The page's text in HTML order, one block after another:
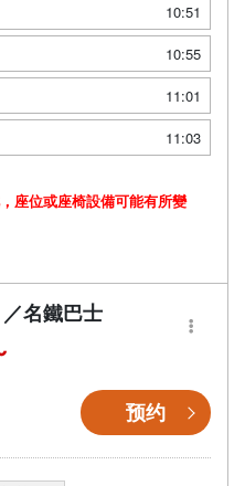
10:51
10:55
11:01
11:03
座位或座椅設備可能有所變
名鐵巴士
预约